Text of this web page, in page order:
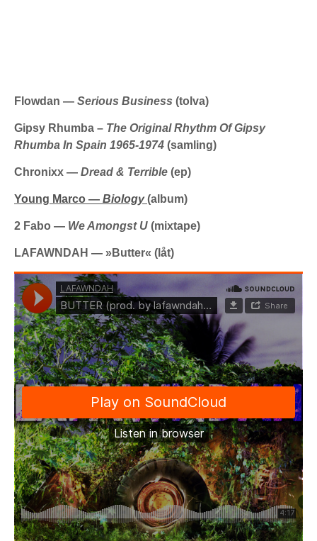
Flowdan — Serious Business (tolva)
Gipsy Rhumba – The Original Rhythm Of Gipsy
Rhumba In Spain 1965-1974 (samling)
Chronixx — Dread & Terrible (ep)
Young Marco — Biology(album)
2 Fabo — We Amongst U (mixtape)
LAFAWNDAH — »Butter« (låt)